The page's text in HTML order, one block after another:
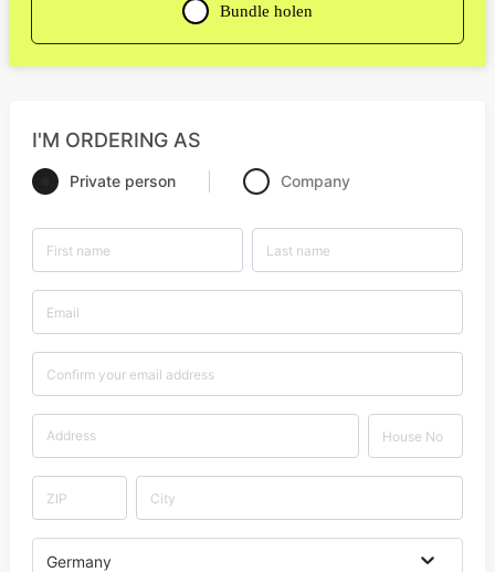
Bundle holen
I'M ORDERING AS
Private person Company
Germany